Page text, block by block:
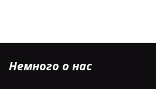
Немного о нас